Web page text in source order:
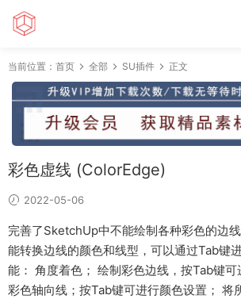
当前位置： 首页 全部 SU插件 正文
彩色虚线 (ColorEdge)
2022-05-06
完善了SketchUp中不能绘制各种彩色的边
能转换边线的颜色和线型，可以通过Tab键
能： 角度着色； 绘制彩色边线，按Tab键可
彩色轴向线；按Tab键可进行颜色设置； 将